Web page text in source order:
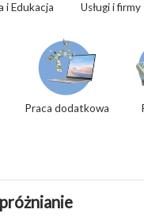
i Edukacja Usługi i firmy
Praca dodatkowa